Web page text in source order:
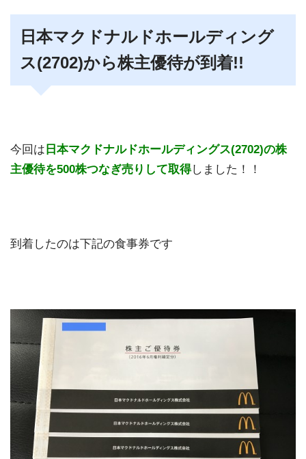
日本マクドナルドホールディング
ス(2702)から株主優待が到着!!
今回は 日本マクドナルドホールディングス(2702)の株
主優待を500株つなぎ売りして取得しました！！
到着したのは下記の食事券です